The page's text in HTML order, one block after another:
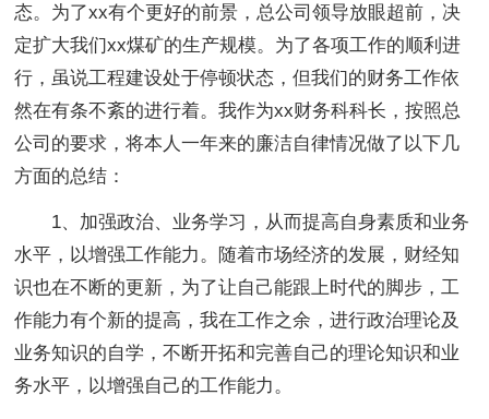
态。为了xx有个更好的前景，总公司领导放眼超前，决
定扩大我们xx煤矿的生产规模。为了各项工作的顺利进
行，虽说工程建设处于停顿状态，但我们的财务工作依
然在有条不紊的进行着。我作为xx财务科科长，按照总
公司的要求，将本人一年来的廉洁自律情况做了以下几
方面的总结：
1、加强政治、业务学习，从而提高自身素质和业务
水平，以增强工作能力。随着市场经济的发展，财经知
识也在不断的更新，为了让自己能跟上时代的脚步，工
作能力有个新的提高，我在工作之余，进行政治理论及
业务知识的自学，不断开拓和完善自己的理论知识和业
务水平，以增强自己的工作能力。